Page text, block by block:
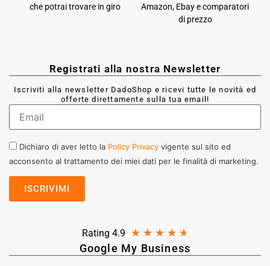
che potrai trovare in giro
Amazon, Ebay e comparatori
di prezzo
Registrati alla nostra Newsletter
Iscriviti alla newsletter DadoShop e ricevi tutte le novità ed
offerte direttamente sulla tua email!
Dichiaro di aver letto la Policy Privacy vigente sul sito ed
acconsento al trattamento dei miei dati per le finalità di marketing.
Rating 4.9 ★ ★ ★ ★ ★
Google My Business